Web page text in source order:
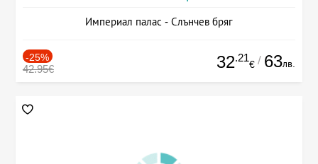
Империал палас - Слънчев бряг
-25%
42.95€ 32.21
€ / 63лв.